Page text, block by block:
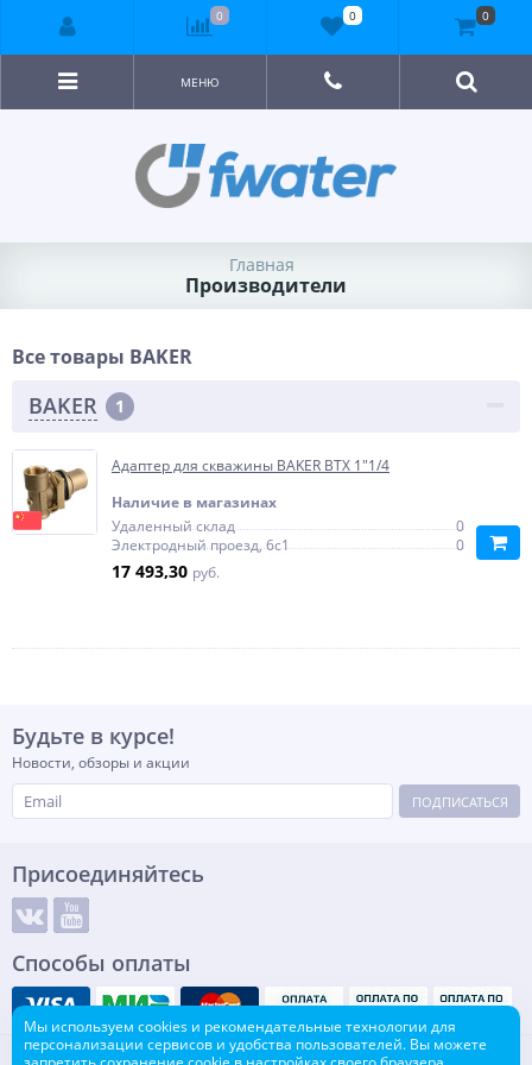
МЕНЮ
Главная
Производители
Все товары BAKER
BAKER 1
Адаптер для скважины BAKER BTX 1"1/4
Наличие в магазинах
Удаленный склад
0
Электродный проезд, 6с1
0
17 493,30 руб.
Будьте в курсе!
Новости, обзоры и акции
ПОДПИСАТЬСЯ
Присоединяйтесь
Способы оплаты
© Интернет-магазин инженерной сантехники, 2003-2026
0 0 0
Мы используем cookies и рекомендательные технологии для
персонализации сервисов и удобства пользователей. Вы можете